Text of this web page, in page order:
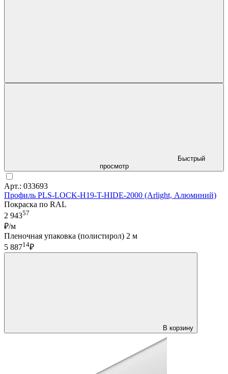
Быстрый
просмотр
Арт.: 033693
Профиль PLS-LOCK-H19-T-HIDE-2000 (Arlight, Алюминий)
Покраска по RAL
2 94357
₽/м
Пленочная упаковка (полистирол) 2 м
5 88714₽
В корзину